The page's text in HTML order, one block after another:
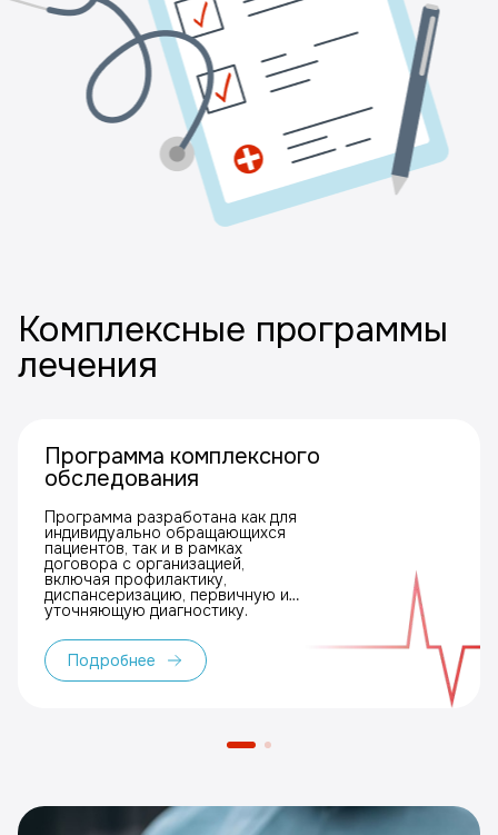
Комплексные программы
лечения
Программа комплексного
обследования
Программа разработана как для
индивидуально обращающихся
пациентов, так и в рамках
договора с организацией,
включая профилактику,
диспансеризацию, первичную и
уточняющую диагностику.
Подробнее